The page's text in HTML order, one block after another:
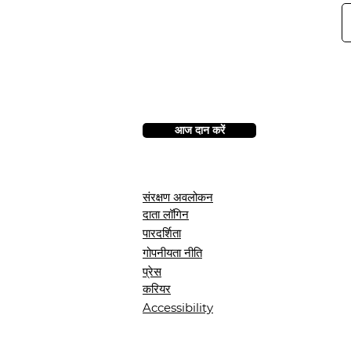
आज दान करें
संरक्षण अवलोकन
दाता लॉगिन
पारदर्शिता
गोपनीयता नीति
प्रेस
करियर
Accessibility